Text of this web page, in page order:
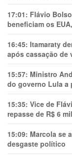
17:01: Flávio
beneficiam os
16:45: Itamaraty
após cassação de
15:57: Ministro
do governo Lula a
15:35: Vice de
repasse de R$ 6
15:09: Marcola se
desgaste político